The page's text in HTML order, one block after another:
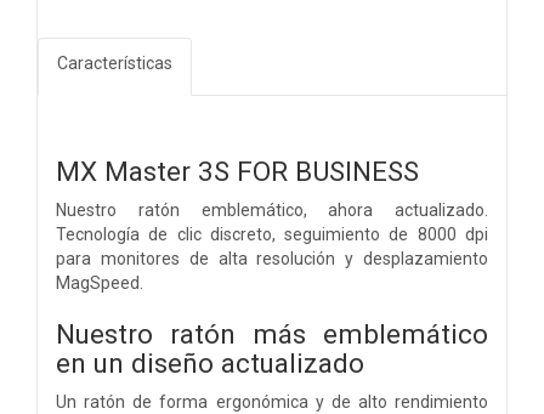
Características
MX Master 3S FOR BUSINESS
Nuestro ratón emblemático, ahora actualizado.
Tecnología de clic discreto, seguimiento de 8000 dpi
para monitores de alta resolución y desplazamiento
MagSpeed.
Nuestro ratón más emblemático
en un diseño actualizado
Un ratón de forma ergonómica y de alto rendimiento